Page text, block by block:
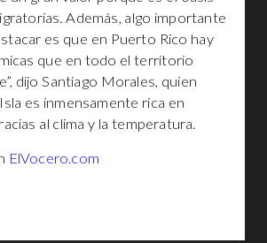
Además, algo importante
es que en Puerto Rico hay
que en todo el territorio
dijo Santiago Morales, quien
es inmensamente rica en
al clima y la temperatura.
ElVocero.com